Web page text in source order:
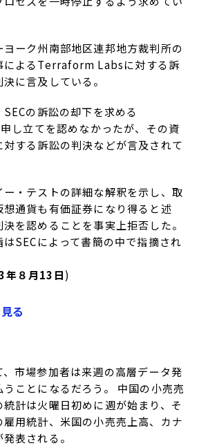
ーク州南部地区連邦地方裁判所の
によるTerraform Labsに対する訴
に言及している。
の訴訟の却下を求める
し立てを認めなかったが、その資
する訴訟の判決などが言及されて
ー・テストの詳細な解釈を示し、取
通貨も有価証券になり得ると述
を認めることを事実上拒否した。
SECによって書簡の中で指摘され
８月13日)
る
市場参加者は来週の高層データ発
ことになるだろう。 中国の小売売
統計は火曜日初めに週が始まり、そ
用統計、米国の小売売上高、カナ
表される。